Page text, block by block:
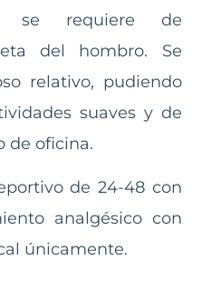
se requiere de
del hombro. Se
relativo, pudiendo
suaves y de
de oficina.
de 24-48 con
analgésico con
únicamente.